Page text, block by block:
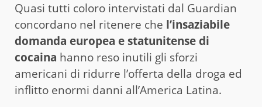
Quasi tutti coloro intervistati dal Guardian
concordano nel ritenere che l’insaziabile
domanda europea e statunitense di
cocaina hanno reso inutili gli sforzi
americani di ridurre l’offerta della droga ed
inflitto enormi danni all’America Latina.